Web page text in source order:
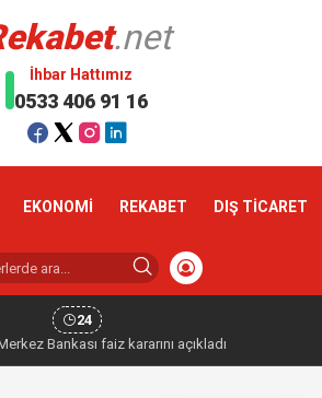
.net
İhbar Hattımız
0533 406 91 16
EKONOMİ REKABET DIŞ TİCARET
24
Bankası faiz kararını açıkladı